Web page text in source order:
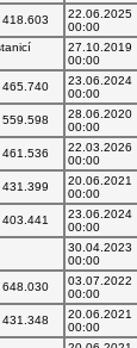
418.603
22.06.2025
00:00
27.10.2019
00:00
465.740
23.06.2024
00:00
559.598
28.06.2020
00:00
461.536
22.03.2026
00:00
431.399
20.06.2021
00:00
403.441
23.06.2024
00:00
30.04.2023
00:00
648.030
03.07.2022
00:00
431.348
20.06.2021
00:00